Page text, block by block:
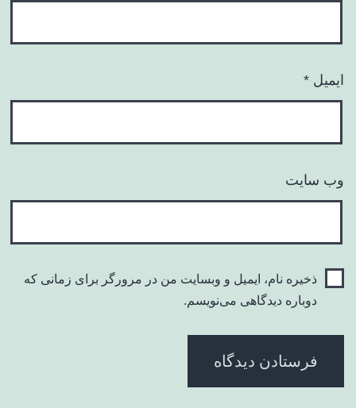
ایمیل *
وب‌ سایت
ذخیره نام، ایمیل و وبسایت من در مرورگر برای زمانی که
دوباره دیدگاهی می‌نویسم.